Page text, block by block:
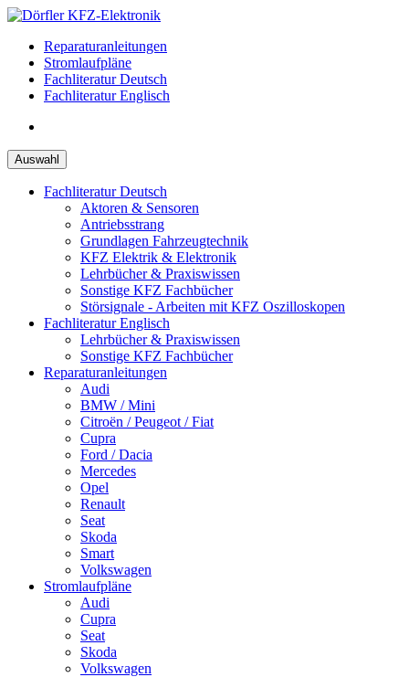
Zum
springenReparaturanleitungen
Stromlaufpläne
Fachliteratur Deutsch
Fachliteratur Englisch
Auswahl
Fachliteratur Deutsch
Aktoren & Sensoren
Antriebsstrang
Grundlagen Fahrzeugtechnik
KFZ Elektrik & Elektronik
Lehrbücher & Praxiswissen
Sonstige KFZ Fachbücher
Störsignale - Arbeiten mit KFZ Oszilloskopen
Fachliteratur Englisch
Lehrbücher & Praxiswissen
Sonstige KFZ Fachbücher
Reparaturanleitungen
Audi
BMW / Mini
Citroën / Peugeot / Fiat
Cupra
Ford / Dacia
Mercedes
Opel
Renault
Seat
Skoda
Smart
Volkswagen
Stromlaufpläne
Audi
Cupra
Seat
Skoda
Volkswagen